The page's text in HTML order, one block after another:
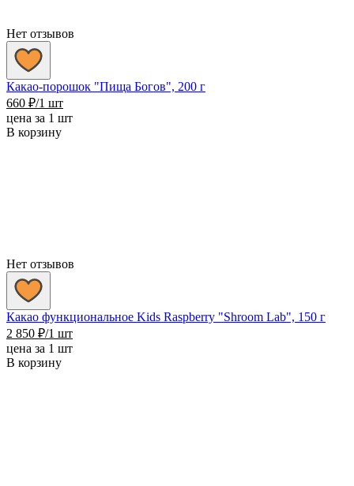
Нет отзывов
Какао-порошок "Пища Богов", 200 г
660 ₽/1 шт
цена за 1 шт
В корзину
Нет отзывов
Какао функциональное Kids Raspberry "Shroom Lab", 150 г
2 850 ₽/1 шт
цена за 1 шт
В корзину